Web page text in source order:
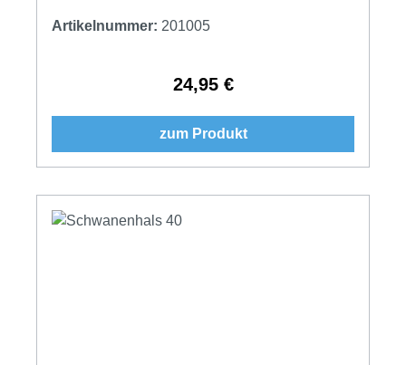
Artikelnummer: 201005
Regulärer Preis:
24,95 €
zum Produkt